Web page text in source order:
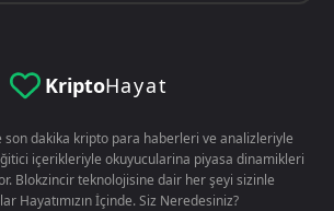
KriptoHayat
son dakika kripto para haberleri ve analizleriyle
içerikleriyle okuyucularina piyasa dinamikleri
Blokzincir teknolojisine dair her şeyi sizinle
Hayatımızın İçinde. Siz Neredesiniz?